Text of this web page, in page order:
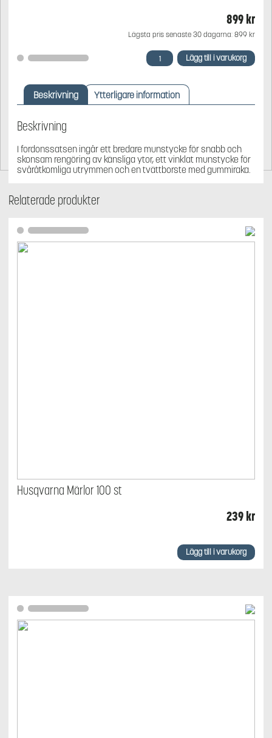
899kr
Lägsta pris senaste 30 dagarna: 899 kr
Husqvarna
Fordonstvätt
Lägg till i varukorg
Beskrivning Ytterligare information
Beskrivning
I fordonssatsen ingår ett bredare munstycke för snabb och
skonsam rengöring av känsliga ytor, ett vinklat munstycke för
svåråtkomliga utrymmen och en tvättborste med gummiraka.
Relaterade produkter
Husqvarna Märlor 100 st
239kr
Lägg till i varukorg